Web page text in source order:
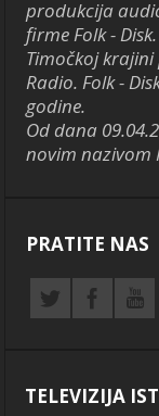
produkcija
firme Folk -
Timočkoj
Radio. Folk -
godine.
Od dana
novim nazivom
PRATITE NAS
TELEVIZIJA